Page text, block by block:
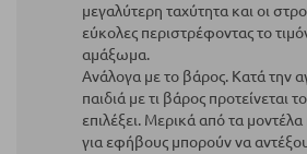
μεγαλύτερη ταχύτητα και οι
εύκολες περιστρέφοντας το
αμάξωμα.
Ανάλογα με το βάρος. Κατά την
παιδιά με τι βάρος προτείνεται
επιλέξει. Μερικά από τα
για εφήβους μπορούν να